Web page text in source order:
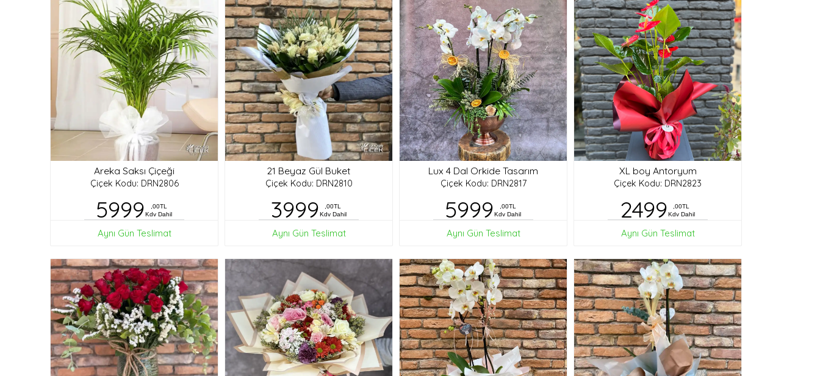
Areka Saksı Çiçeği
Çiçek Kodu: DRN2806
5999
,00TL
Kdv Dahil
Aynı Gün Teslimat
21 Beyaz Gül Buket
Çiçek Kodu: DRN2810
3999
,00TL
Kdv Dahil
Aynı Gün Teslimat
Lux 4 Dal Orkide Tasarım
Çiçek Kodu: DRN2817
5999
,00TL
Kdv Dahil
Aynı Gün Teslimat
XL boy Antoryum
Çiçek Kodu: DRN2823
2499
,00TL
Kdv Dahil
Aynı Gün Teslimat